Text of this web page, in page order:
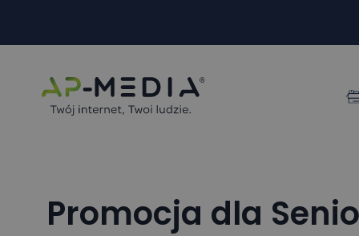
Promocja dla